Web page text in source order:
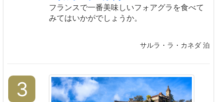
フランスで一番美味しいフォアグラを食べて
みてはいかがでしょうか。
サルラ・ラ・カネダ 泊
3